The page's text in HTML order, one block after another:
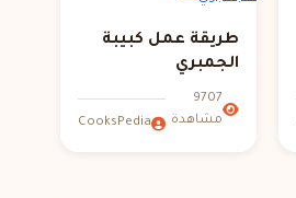
طريقة عمل كبيبة
الجمبري
9707
مشاهدة
CooksPedia